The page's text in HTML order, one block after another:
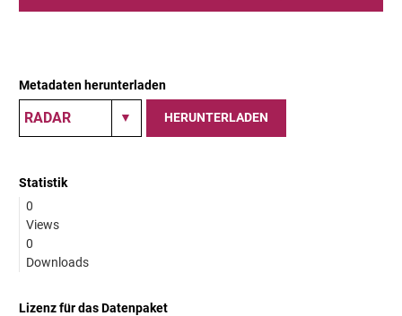
Metadaten herunterladen
HERUNTERLADEN
Statistik
0
Views
0
Downloads
Lizenz für das Datenpaket